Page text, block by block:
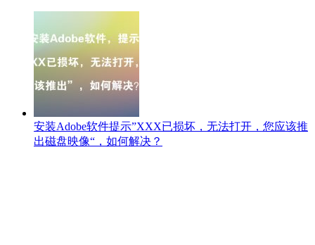
安装Adobe软件提示”XXX已损坏，无法打开，您应该推
出磁盘映像“，如何解决？